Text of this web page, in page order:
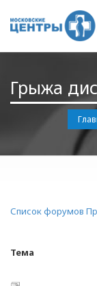
Грыжа
Список форумов
Тема